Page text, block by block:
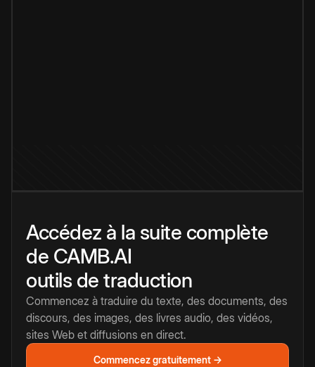
Accédez à la suite complète
de CAMB.AI
outils de traduction
Commencez à traduire du texte, des documents, des
discours, des images, des livres audio, des vidéos,
sites Web et diffusions en direct.
Commencez gratuitement →